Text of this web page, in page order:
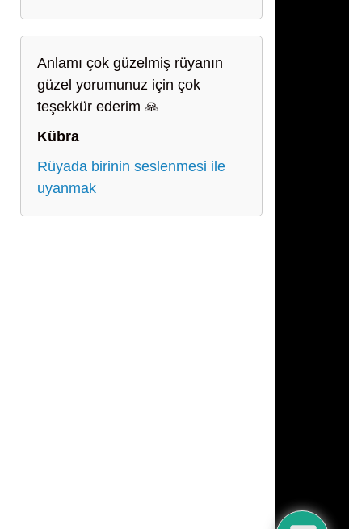
Anlamı çok güzelmiş rüyanın
güzel yorumunuz için çok
teşekkür ederim 🙏
Kübra
Rüyada birinin seslenmesi ile
uyanmak